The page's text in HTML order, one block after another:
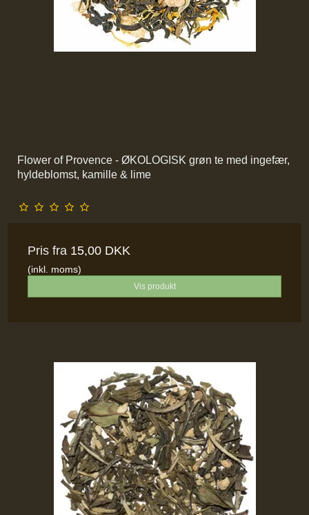
Flower of Provence - ØKOLOGISK grøn te med ingefær,
hyldeblomst, kamille & lime
Pris fra 15,00 DKK
(inkl. moms)
Vis produkt